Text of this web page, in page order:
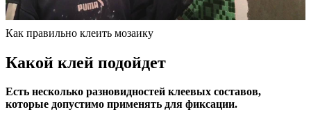
Как правильно клеить мозаику
Какой клей подойдет
Есть несколько разновидностей клеевых составов,
которые допустимо применять для фиксации.